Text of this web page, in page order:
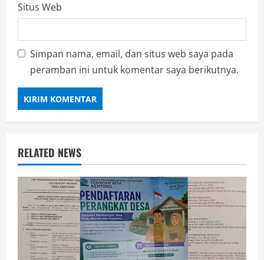
Situs Web
Simpan nama, email, dan situs web saya pada
peramban ini untuk komentar saya berikutnya.
RELATED NEWS